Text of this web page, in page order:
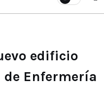
edificio
Enfermería